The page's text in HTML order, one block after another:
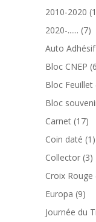
2010-2020
2020-...... 77
Auto Adhésif
Bloc CNEP 6
Bloc Feuillet
Bloc
Carnet 1717
Coin daté 1 1
Collector 33
Croix Rouge
Europa 99
Journée du